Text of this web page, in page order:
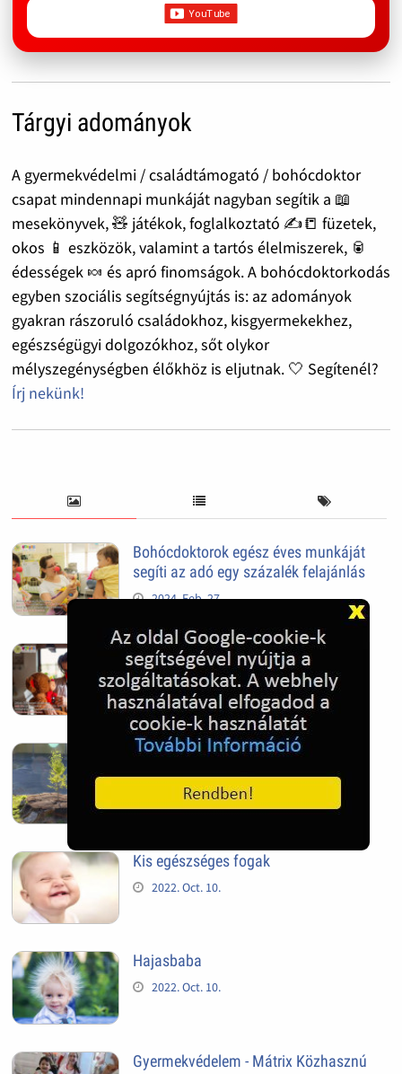
Tárgyi adományok
A gyermekvédelmi / családtámogató / bohócdoktor
csapat mindennapi munkáját nagyban segítik a 📖
mesekönyvek, 🧸 játékok, foglalkoztató ✍️📒 füzetek,
okos 📱 eszközök, valamint a tartós élelmiszerek, 🥫
édességek 🍬 és apró finomságok. A bohócdoktorkodás
egyben szociális segítségnyújtás is: az adományok
gyakran rászoruló családokhoz, kisgyermekekhez,
egészségügyi dolgozókhoz, sőt olykor
mélyszegénységben élőkhöz is eljutnak. 🤍 Segítenél?
Írj nekünk!
Bohócdoktorok egész éves munkáját
segíti az adó egy százalék felajánlás
2024. Feb. 27.
Adó 1% felajánlással adóbevalláskor
segítheted a gyermekmentést
2024. Feb. 27.
Mindig van újra, és újra
2022. Nov. 05.
Kis egészséges fogak
2022. Oct. 10.
Hajasbaba
2022. Oct. 10.
Gyermekvédelem - Mátrix Közhasznú